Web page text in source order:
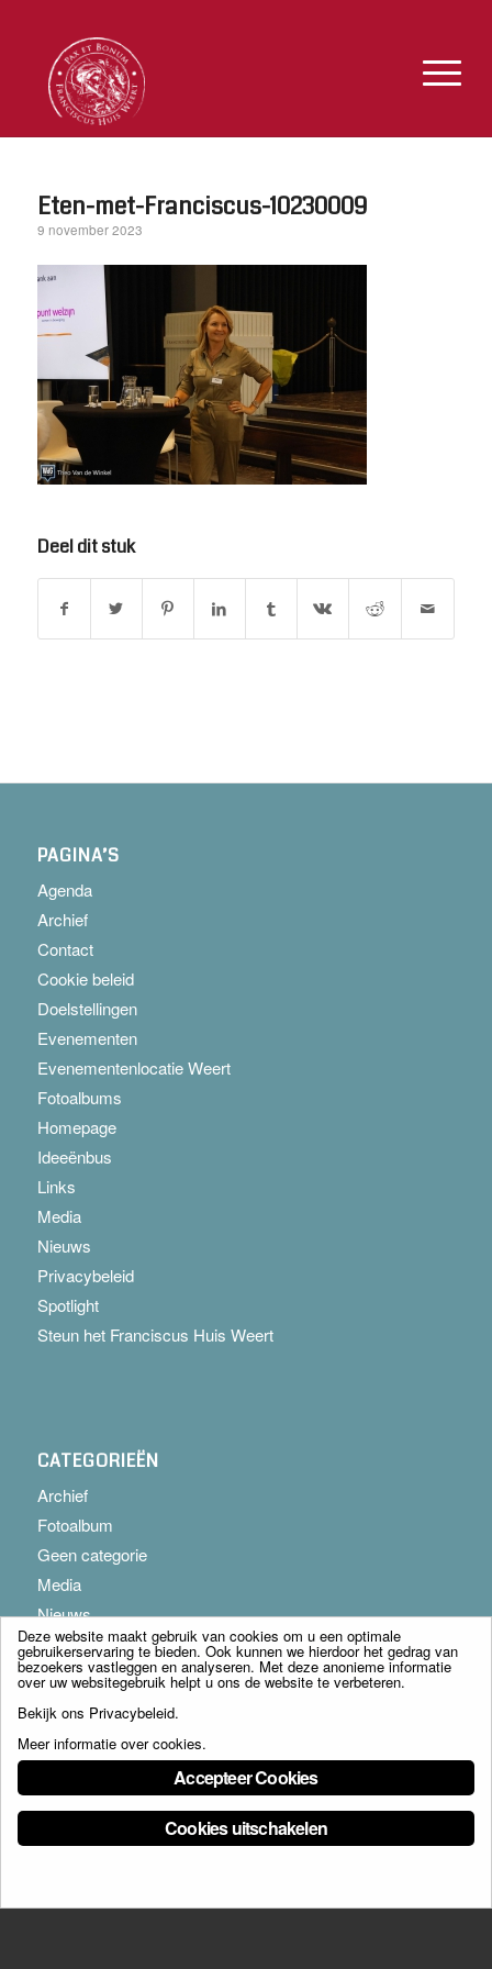
Eten-met-Franciscus-10230009
9 november 2023
Deel dit stuk
PAGINA’S
Agenda
Archief
Contact
Cookie beleid
Doelstellingen
Evenementen
Evenementenlocatie Weert
Fotoalbums
Homepage
Ideeënbus
Links
Media
Nieuws
Privacybeleid
Spotlight
Steun het Franciscus Huis Weert
CATEGORIEËN
Archief
Fotoalbum
Geen categorie
Media
Nieuws
© Copyright - Franciscus Huis Weert B.V. - webdesign:
Deze website maakt gebruik van cookies om u een optimale
gebruikerservaring te bieden. Ook kunnen we hierdoor het gedrag van
bezoekers vastleggen en analyseren. Met deze anonieme informatie
over uw websitegebruik helpt u ons de website te verbeteren.
Bekijk ons Privacybeleid.
Meer informatie over cookies.
Accepteer Cookies
Cookies uitschakelen